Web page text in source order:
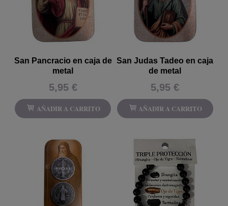
San Pancracio en caja de
metal
5,95 €
AÑADIR A CARRITO
San Judas Tadeo en caja
de metal
5,95 €
AÑADIR A CARRITO